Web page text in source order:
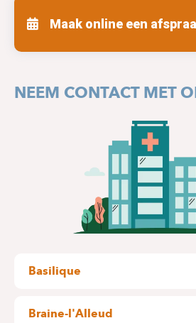
Maak online een
NEEM CONTACT MET
Basilique
1083 Ganshoren
Braine-l'Alleud